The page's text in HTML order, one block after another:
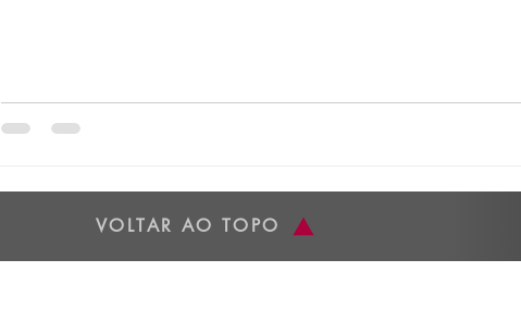
VOLTAR AO TOPO